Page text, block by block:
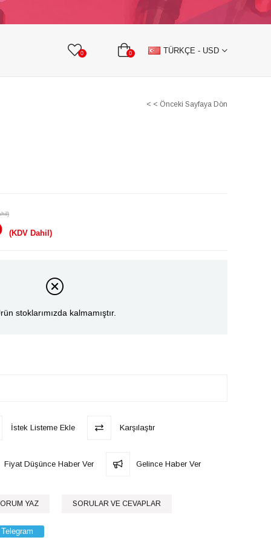
0 0 TÜRKÇE - USD
TAŞLI TEKSTİL AKSESUARLARI
< < Önceki Sayfaya Dön
(KDV Dahil)
stoklarımızda kalmamıştır.
İstek Listeme Ekle Karşılaştır
Fiyat Düşünce Haber Ver Gelince Haber Ver
YAZ SORULAR VE CEVAPLAR
Telegram